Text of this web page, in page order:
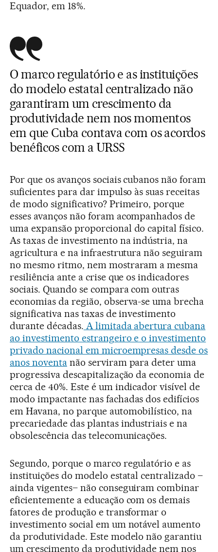
Equador, em 18%.
O marco regulatório e as instituições
do modelo estatal centralizado não
garantiram um crescimento da
produtividade nem nos momentos
em que Cuba contava com os acordos
benéficos com a URSS
Por que os avanços sociais cubanos não foram
suficientes para dar impulso às suas receitas
de modo significativo? Primeiro, porque
esses avanços não foram acompanhados de
uma expansão proporcional do capital físico.
As taxas de investimento na indústria, na
agricultura e na infraestrutura não seguiram
no mesmo ritmo, nem mostraram a mesma
resiliência ante a crise que os indicadores
sociais. Quando se compara com outras
economias da região, observa-se uma brecha
significativa nas taxas de investimento
durante décadas. A limitada abertura cubana
ao investimento estrangeiro e o investimento
privado nacional em microempresas desde os
anos noventanão serviram para deter uma
progressiva descapitalização da economia de
cerca de 40%. Este é um indicador visível de
modo impactante nas fachadas dos edifícios
em Havana, no parque automobilístico, na
precariedade das plantas industriais e na
obsolescência das telecomunicações.
Segundo, porque o marco regulatório e as
instituições do modelo estatal centralizado –
ainda vigentes– não conseguiram combinar
eficientemente a educação com os demais
fatores de produção e transformar o
investimento social em um notável aumento
da produtividade. Este modelo não garantiu
um crescimento da produtividade nem nos